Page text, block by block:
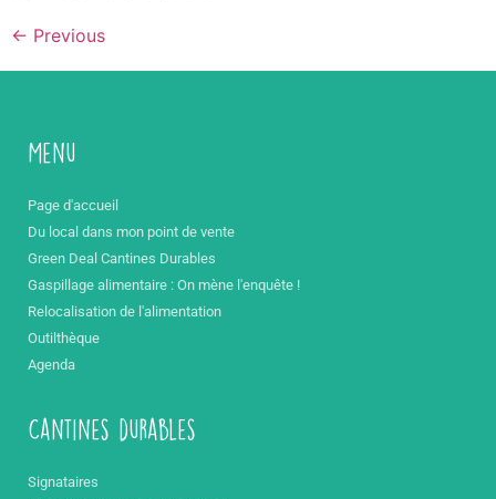
← Previous
Menu
Page d'accueil
Du local dans mon point de vente
Green Deal Cantines Durables
Gaspillage alimentaire : On mène l'enquête !
Relocalisation de l'alimentation
Outilthèque
Agenda
Cantines durables
Signataires